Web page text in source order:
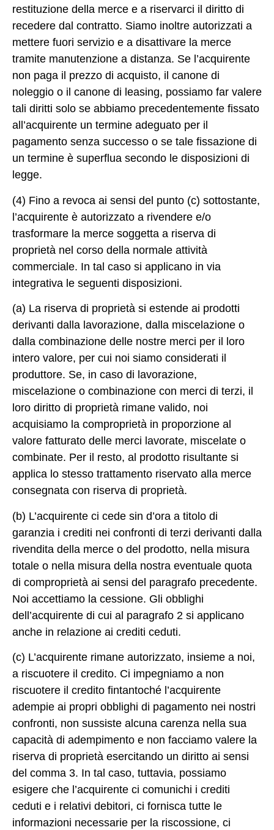
restituzione della merce e a riservarci il diritto di
recedere dal contratto. Siamo inoltre autorizzati a
mettere fuori servizio e a disattivare la merce
tramite manutenzione a distanza. Se l’acquirente
non paga il prezzo di acquisto, il canone di
noleggio o il canone di leasing, possiamo far valere
tali diritti solo se abbiamo precedentemente fissato
all’acquirente un termine adeguato per il
pagamento senza successo o se tale fissazione di
un termine è superflua secondo le disposizioni di
legge.
(4) Fino a revoca ai sensi del punto (c) sottostante,
l’acquirente è autorizzato a rivendere e/o
trasformare la merce soggetta a riserva di
proprietà nel corso della normale attività
commerciale. In tal caso si applicano in via
integrativa le seguenti disposizioni.
(a) La riserva di proprietà si estende ai prodotti
derivanti dalla lavorazione, dalla miscelazione o
dalla combinazione delle nostre merci per il loro
intero valore, per cui noi siamo considerati il
produttore. Se, in caso di lavorazione,
miscelazione o combinazione con merci di terzi, il
loro diritto di proprietà rimane valido, noi
acquisiamo la comproprietà in proporzione al
valore fatturato delle merci lavorate, miscelate o
combinate. Per il resto, al prodotto risultante si
applica lo stesso trattamento riservato alla merce
consegnata con riserva di proprietà.
(b) L’acquirente ci cede sin d’ora a titolo di
garanzia i crediti nei confronti di terzi derivanti dalla
rivendita della merce o del prodotto, nella misura
totale o nella misura della nostra eventuale quota
di comproprietà ai sensi del paragrafo precedente.
Noi accettiamo la cessione. Gli obblighi
dell’acquirente di cui al paragrafo 2 si applicano
anche in relazione ai crediti ceduti.
(c) L’acquirente rimane autorizzato, insieme a noi,
a riscuotere il credito. Ci impegniamo a non
riscuotere il credito fintantoché l’acquirente
adempie ai propri obblighi di pagamento nei nostri
confronti, non sussiste alcuna carenza nella sua
capacità di adempimento e non facciamo valere la
riserva di proprietà esercitando un diritto ai sensi
del comma 3. In tal caso, tuttavia, possiamo
esigere che l’acquirente ci comunichi i crediti
ceduti e i relativi debitori, ci fornisca tutte le
informazioni necessarie per la riscossione, ci